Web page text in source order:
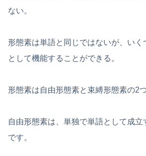
ない。
形態素は単語と同じではないが、いく
として機能することができる。
形態素は自由形態素と束縛形態素の2
自由形態素は、単独で単語として成
です。